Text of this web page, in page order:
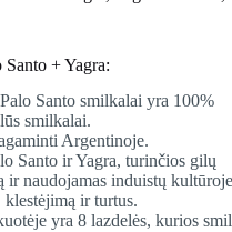
+ Yagra:
Santo smilkalai yra 100%
smilkalai.
Argentinoje.
Santo ir Yagra, turinčios gilų
ir naudojamas induistų kultūroje
ir turtus.
yra 8 lazdelės, kurios